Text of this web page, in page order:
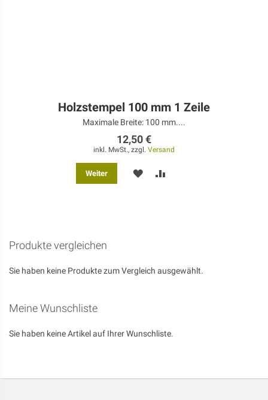
Holzstempel 100 mm 1 Zeile
Maximale Breite: 100 mm....
12,50 €
inkl. MwSt., zzgl. Versand
Weiter MERKEN
Produkte vergleichen
Sie haben keine Produkte zum Vergleich ausgewählt.
Meine Wunschliste
Sie haben keine Artikel auf Ihrer Wunschliste.